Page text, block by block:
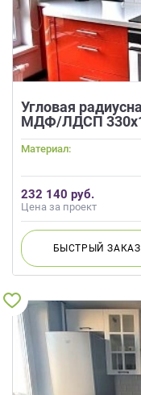
Угловая
МДФ/ЛДСП
Материал:
232 140 руб.
Цена за проект
БЫСТРЫЙЗАКАЗ